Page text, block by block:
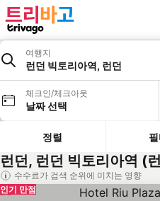
여행지
런던 빅토리아역, 런던
체크인/체크아웃
날짜 선택
정렬
런던, 런던 빅토리아역 (
수수료가 검색 순위에 미치는 영향
인기 만점